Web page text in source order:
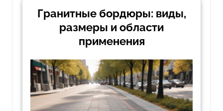
Гранитные бордюры: виды,
размеры и области
применения